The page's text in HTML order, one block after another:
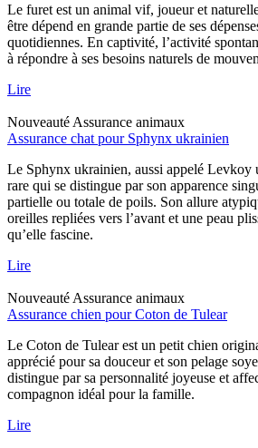
Le furet est un animal vif, joueur et
être dépend en grande partie de ses
quotidiennes. En captivité, l’activité
à répondre à ses besoins naturels de
Lire
Nouveauté Assurance animaux
Assurance chat pour Sphynx ukrainien
Le Sphynx ukrainien, aussi appelé Levkoy
rare qui se distingue par son apparence
partielle ou totale de poils. Son allure
oreilles repliées vers l’avant et une peau
qu’elle fascine.
Lire
Nouveauté Assurance animaux
Assurance chien pour Coton de Tulear
Le Coton de Tulear est un petit chien
apprécié pour sa douceur et son pelage
distingue par sa personnalité joyeuse et
compagnon idéal pour la famille.
Lire